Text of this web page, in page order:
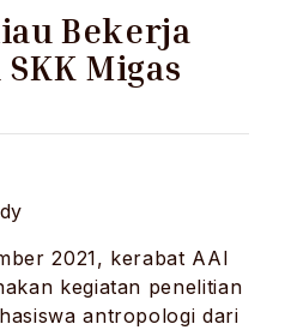
Bekerja
Migas
2021, kerabat AAI
kegiatan penelitian
antropologi dari